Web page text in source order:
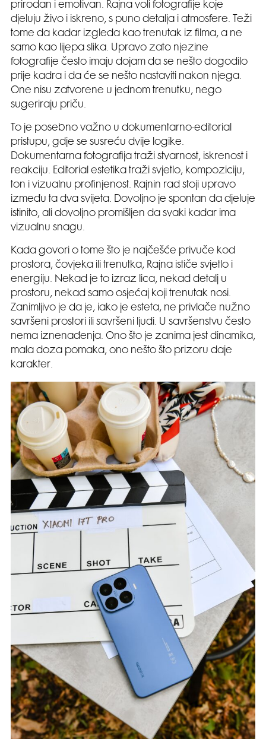
prirodan i emotivan. Rajna voli fotografije koje
djeluju živo i iskreno, s puno detalja i atmosfere. Teži
tome da kadar izgleda kao trenutak iz filma, a ne
samo kao lijepa slika. Upravo zato njezine
fotografije često imaju dojam da se nešto dogodilo
prije kadra i da će se nešto nastaviti nakon njega.
One nisu zatvorene u jednom trenutku, nego
sugeriraju priču.
To je posebno važno u dokumentarno-editorial
pristupu, gdje se susreću dvije logike.
Dokumentarna fotografija traži stvarnost, iskrenost i
reakciju. Editorial estetika traži svjetlo, kompoziciju,
ton i vizualnu profinjenost. Rajnin rad stoji upravo
između ta dva svijeta. Dovoljno je spontan da djeluje
istinito, ali dovoljno promišljen da svaki kadar ima
vizualnu snagu.
Kada govori o tome što je najčešće privuče kod
prostora, čovjeka ili trenutka, Rajna ističe svjetlo i
energiju. Nekad je to izraz lica, nekad detalj u
prostoru, nekad samo osjećaj koji trenutak nosi.
Zanimljivo je da je, iako je esteta, ne privlače nužno
savršeni prostori ili savršeni ljudi. U savršenstvu često
nema iznenađenja. Ono što je zanima jest dinamika,
mala doza pomaka, ono nešto što prizoru daje
karakter.